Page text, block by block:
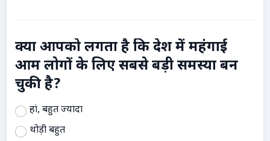
क्या आपको लगता है कि देश में महंगाई
आम लोगों के लिए सबसे बड़ी समस्या बन
चुकी है?
हां, बहुत ज्यादा
थोड़ी बहुत